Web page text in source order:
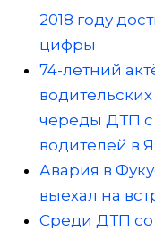
2018 году
цифры
74-летний
череды ДТП с
водителей в
Авария в
выехал на
Среди ДТП